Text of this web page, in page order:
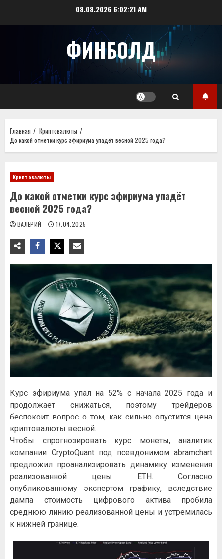
08.08.2026 6:02:22 AM
ФИНБОЛД
Главная
Криптовалюты
До какой отметки курс эфириума упадёт весной 2025 года?
Криптовалюты
До какой отметки курс эфириума упадёт
весной 2025 года?
ВАЛЕРИЙ 17.04.2025
Курс эфириума упал на 52% с начала 2025 года и
продолжает снижаться, поэтому трейдеров
беспокоит вопрос о том, как сильно опустится цена
криптовалюты весной.
Чтобы спрогнозировать курс монеты, аналитик
компании CryptoQuant под псевдонимом abramchart
предложил проанализировать динамику изменения
реализованной цены ETH. Согласно
опубликованному экспертом графику, вследствие
дампа стоимость цифрового актива пробила
среднюю линию реализованной цены и устремилась
к нижней границе.